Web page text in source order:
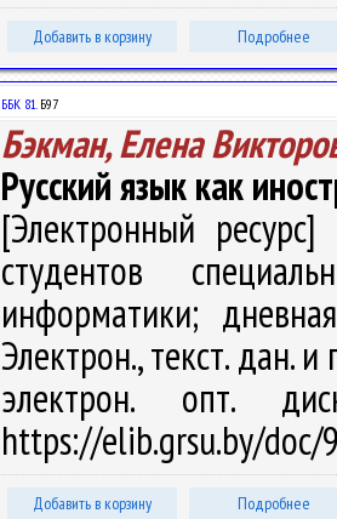
Добавить в корзину Подробнее
ББК 81.Б97
Бэкман, Елена
Русский язык как
[Электронный
студентов
информатики;
Электрон., текст. дан.
электрон. опт.
https://elib.grsu.by/doc/
Добавить в корзину Подробнее